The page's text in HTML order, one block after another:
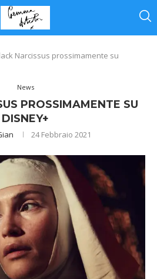
Narcissus prossimamente su
News
PROSSIMAMENTE SU
DISNEY+
24 Febbraio 2021